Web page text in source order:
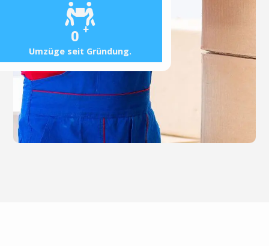
0 +
Umzüge seit Gründung.